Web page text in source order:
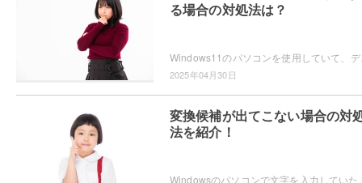
る場合の対処法は？
Windows11のパソコンを使用して
2025年04月30日
変換候補が出てこない場合の対
法を紹介！